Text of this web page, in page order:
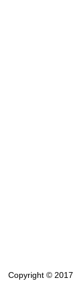
Copyright © 2017